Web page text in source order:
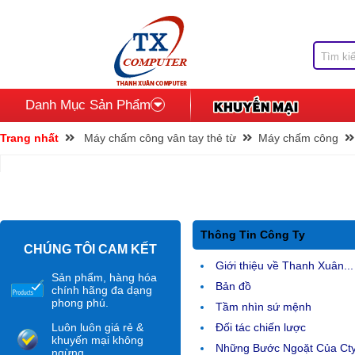
Danh Mục Sản Phẩm
Trang nhất Máy chấm công vân tay thẻ từ Máy chấm công
CHÚNG TÔI CAM KẾT
Sản phẩm, hàng hóa
chính hãng đa dạng
phong phú.
Luôn luôn giá rẻ &
khuyến mại không
Thông Tin Công Ty
Giới thiệu về Thanh Xuân...
Bản đồ
Tầm nhìn sứ mệnh
Đối tác chiến lược
Những Bước Ngoặt Của